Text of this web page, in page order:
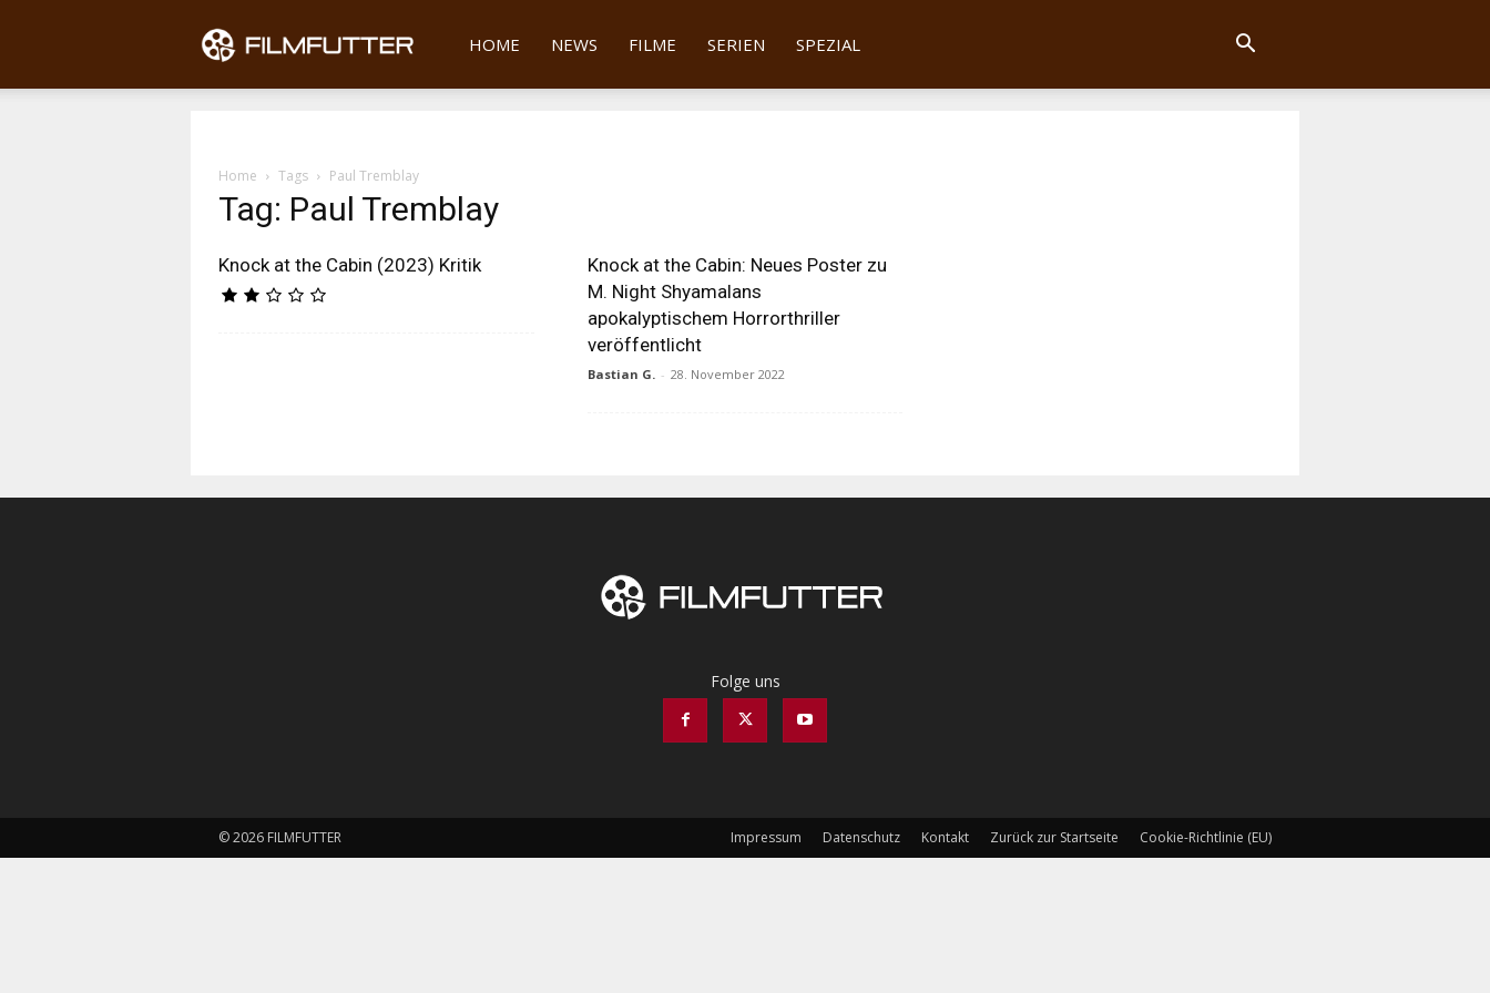
Filmfutter
HOME NEWS FILME SERIEN SPEZIAL
Home Tags Paul Tremblay
Tag: Paul Tremblay
Knock at the Cabin (2023) Kritik
Knock at the Cabin: Neues Poster zu
M. Night Shyamalans
apokalyptischem Horrorthriller
veröffentlicht
Bastian G. - 28. November 2022
Folge uns
Impressum Datenschutz Kontakt Zurück zur Startseite Cookie-Richtlinie (EU)
© 2026 FILMFUTTER